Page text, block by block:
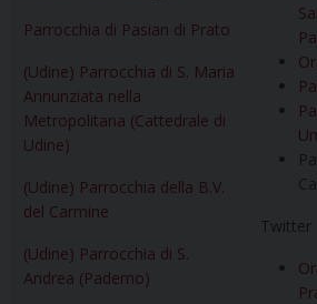
Parrocchia di Pasian di Prato
(Udine) Parrocchia di S. Maria
Annunziata nella
Metropolitana (Cattedrale di
Udine)
(Udine) Parrocchia della B.V.
del Carmine
(Udine) Parrocchia di S.
Andrea (Paderno)
Twitter